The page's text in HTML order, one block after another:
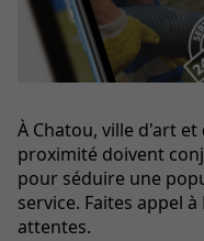
À Chatou, ville d'art
proximité doivent
pour séduire une
service. Faites appel
attentes.